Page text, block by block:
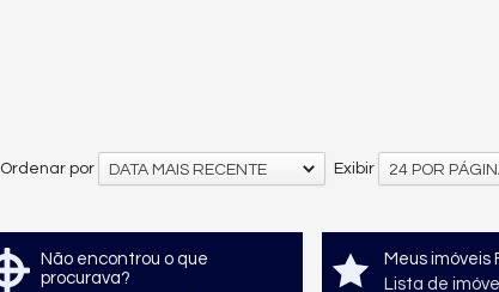
Exibir 24 POR
Ordenar por DATA MAIS RECENTE
Não encontrou o que
procurava?
Meus imóveis
Lista de